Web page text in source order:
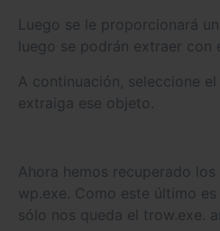
Luego se le proporcionará
luego se podrán extraer con
A continuación, seleccione
extraiga ese objeto.
Ahora hemos recuperado
wp.exe. Como este último
sólo nos queda el trow.exe.